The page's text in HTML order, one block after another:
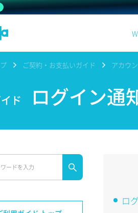
ご契約・お支払いガイド アカウ
ド ログイン通
ロ